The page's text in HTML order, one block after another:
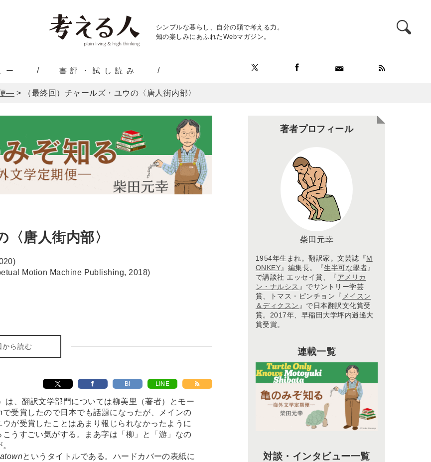
シンプルな暮らし、自分の頭で考える力。
知の楽しみにあふれたWebマガジン。
ー 書評・試し読み
― > （最終回）チャールズ・ユウの〈唐人街内部〉
〈唐人街内部〉
Motion Machine Publishing, 2018)
から読む
B! LINE
、翻訳文学部門については柳美里（著者）とモー
で受賞したので日本でも話題になったが、メインの
が受賞したことはあまり報じられなかったように
うすごい気がする。まあ字は「柳」と「游」なの
というタイトルである。ハードカバーの表紙に
著者プロフィール
柴田元幸
1954年生まれ。翻訳家。文芸誌『M
ONKEY』編集長。『生半可な學者』
で講談社 エッセイ賞、『アメリカ
ン・ナルシス 』でサントリー学芸
賞、トマス・ピンチョン『 メイスン
＆ディクスン 』で日本翻訳文化賞受
賞。2017年、早稲田大学坪内逍遙大
賞受賞。
連載一覧
対談・インタビュー一覧